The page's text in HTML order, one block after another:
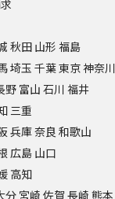
秋田 山形 福島
埼玉 千葉東京神奈川
野 富山 石川 福井
三重
兵庫奈良 和歌山
広島 山口
高知
分 宮崎 佐賀 長崎 熊本